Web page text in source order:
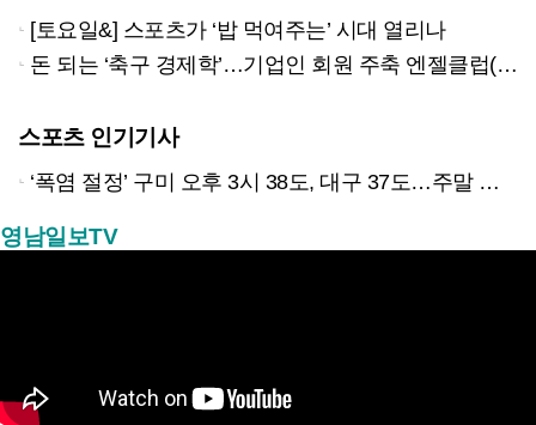
[토요일&] 스포츠가 ‘밥 먹여주는’ 시대 열리나
돈 되는 ‘축구 경제학’…기업인 회원 주축 엔젤클럽(대구FC 후원모임)이 선도
스포츠 인기기사
‘폭염 절정’ 구미 오후 3시 38도, 대구 37도…주말 한풀 꺾일까?
영남일보TV